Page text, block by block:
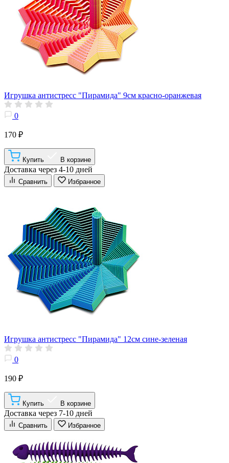
Игрушка антистресс "Пирамида" 9см красно-оранжевая
0
170 ₽
Купить В корзине
Доставка через 4-10 дней
Сравнить Избранное
Игрушка антистресс "Пирамида" 12см сине-зеленая
0
190 ₽
Купить В корзине
Доставка через 7-10 дней
Сравнить Избранное